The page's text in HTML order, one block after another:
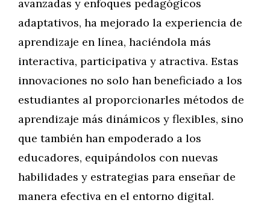
avanzadas y enfoques pedagógicos
adaptativos, ha mejorado la experiencia de
aprendizaje en línea, haciéndola más
interactiva, participativa y atractiva. Estas
innovaciones no solo han beneficiado a los
estudiantes al proporcionarles métodos de
aprendizaje más dinámicos y flexibles, sino
que también han empoderado a los
educadores, equipándolos con nuevas
habilidades y estrategias para enseñar de
manera efectiva en el entorno digital.